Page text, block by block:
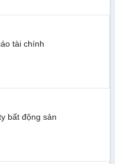
tài chính
bất động sản